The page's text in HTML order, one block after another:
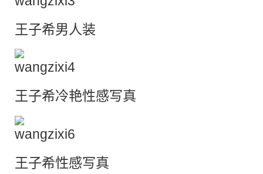
王子希男人装
王子希冷艳性感写真
王子希性感写真